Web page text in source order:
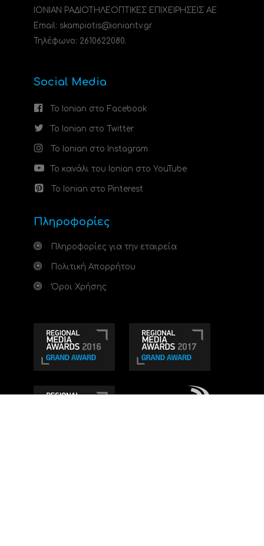
ΙΟΝΙΑΝ ΡΑΔΙΟΤΗΛΕΟΠΤΙΚΕΣ ΕΠΙΧΕΙΡΗΣΕΙΣ ΑΕ
Email: skampiotis@ioniantv.gr
Τηλέφωνο: 2610622080.
Social Media
Το Ionian στο Facebook
Το Ionian στο Twitter
Το Ionian στο Instagram
Το κανάλι του Ionian στο YouTube
Το Ionian στο Pinterest
Πληροφορίες
Πληροφορίες για την εταιρεία
Πολιτική Απορρήτου
Όροι Χρήσης